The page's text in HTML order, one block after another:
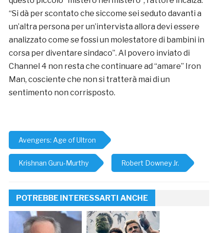
“Si dà per scontato che siccome sei seduto davanti a
un’altra persona per un’intervista allora devi essere
analizzato come se fossi un molestatore di bambini in
corsa per diventare sindaco”. Al povero inviato di
Channel 4 non resta che continuare ad “amare” Iron
Man, cosciente che non si tratterà mai di un
sentimento non corrisposto.
Avengers: Age of Ultron
Krishnan Guru-Murthy Robert Downey Jr.
POTREBBE INTERESSARTI ANCHE